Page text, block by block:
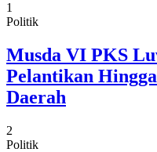
1
Politik
Musda VI PKS
Pelantikan
Daerah
2
Politik